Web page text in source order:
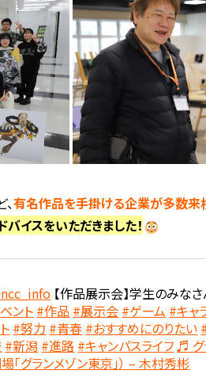
有名作品を手掛ける企業が多数来
バイスをいただきました！
【作品展示会】学生のみな
ント #作品 #展示会 #ゲーム #キャ
#努力 #青春 #おすすめにのりたい
#新潟 #進路 #キャンパスライフ♬ グ
「グランメゾン東京」） – 木村秀彬